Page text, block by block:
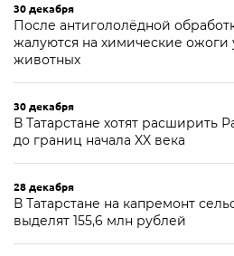
30 декабря
После антигололёдной
жалуются на химические ожоги
животных
30 декабря
В Татарстане хотят расширить
до границ начала XX века
28 декабря
В Татарстане на капремонт
выделят 155,6 млн рублей